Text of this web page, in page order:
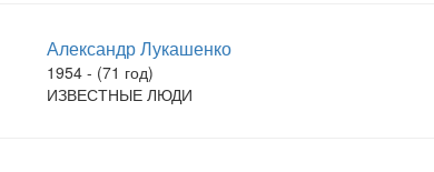
Александр Лукашенко
1954 - (71 год)
ИЗВЕСТНЫЕ ЛЮДИ